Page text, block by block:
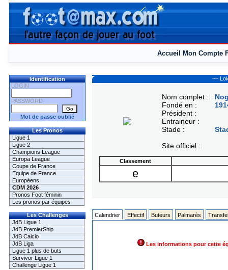
Accueil Mon Compte
Identification
LOGIN
PASSWORD
Mot de passe oublié
Les Pronos
Ligue 1
Ligue 2
Champions League
Europa League
Coupe de France
Equipe de France
Européens
CDM 2026
Pronos Foot féminin
Les pronos par équipes
Les Challenges
JdB Ligue 1
JdB PremierShip
JdB Calcio
JdB Liga
Ligue 1 plus de buts
Survivor Ligue 1
Challenge Ligue 1
~~
Nom complet :
Fondé en :
Président :
Entraineur :
Stade :
Site officiel :
Classement
e
Calendrier Effectif Buteurs Palmarès
Les informations pour cette